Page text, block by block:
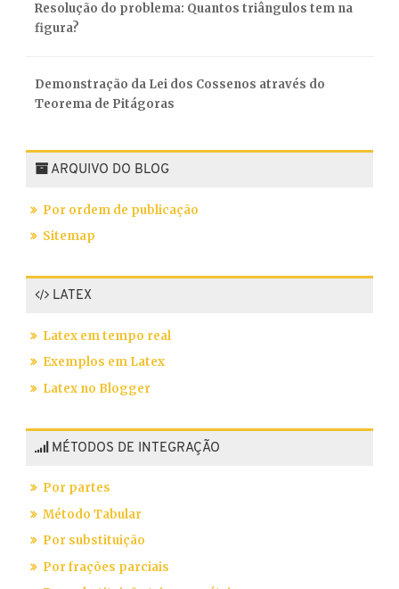
Resolução do problema: Quantos triângulos tem na
figura?
Demonstração da Lei dos Cossenos através do
Teorema de Pitágoras
ARQUIVO DO BLOG
Por ordem de publicação
Sitemap
LATEX
Latex em tempo real
Exemplos em Latex
Latex no Blogger
MÉTODOS DE INTEGRAÇÃO
Por partes
Método Tabular
Por substituição
Por frações parciais